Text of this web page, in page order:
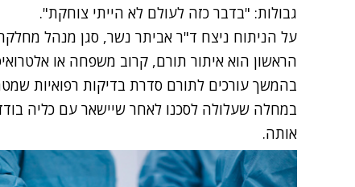
גבולות: "בדבר כזה לעולם לא הייתי צוחקת".
על הניתוח ניצח ד"ר אביתר נשר, סגן מנהל
הראשון הוא איתור תורם, קרוב משפחה או
בהמשך עורכים לתורם סדרת בדיקות רפואיות
במחלה שעלולה לסכנו לאחר שיישאר עם כליה
אותה.